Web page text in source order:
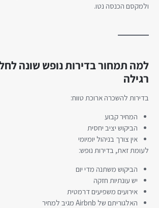
ולמקסם הכנסה נטו.
למה תמחור בדירות נופש שונה
רגילה
בדירות להשכרה ארוכת טווח:
המחיר קבוע
הביקוש יציב יחסית
אין צורך בניהול יומיומי
לעומת זאת, בדירות נופש:
הביקוש משתנה מדי יום
יש עונתיות חזקה
אירועים משפיעים דרמטית
האלגוריתם של Airbnb מגיב למחיר